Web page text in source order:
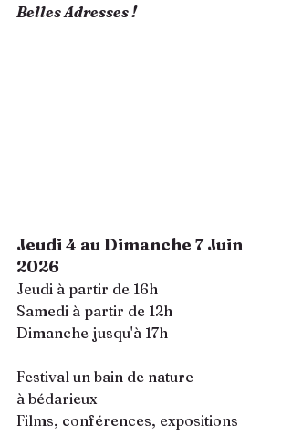
Belles Adresses !
Jeudi 4 au Dimanche 7 Juin
2026
Jeudi à partir de 16h
Samedi à partir de 12h
Dimanche jusqu'à 17h
Festival un bain de nature
à bédarieux
Films, conférences, expositions